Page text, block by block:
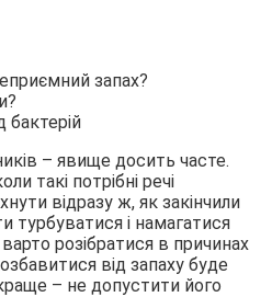
запах?
бактерій
– явище досить часте.
такі потрібні речі
відразу ж, як закінчили
турбуватися і намагатися
розібратися в причинах
від запаху буде
– не допустити його